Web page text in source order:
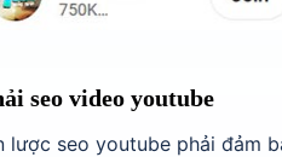
seo video youtube
lược seo youtube phải đảm